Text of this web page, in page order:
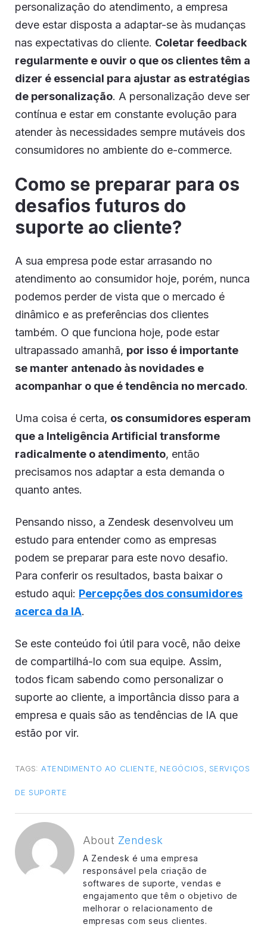
personalização do atendimento, a empresa
deve estar disposta a adaptar-se às mudanças
nas expectativas do cliente. Coletar feedback
regularmente e ouvir o que os clientes têm a
dizer é essencial para ajustar as estratégias
de personalização. A personalização deve ser
contínua e estar em constante evolução para
atender às necessidades sempre mutáveis dos
consumidores no ambiente do e-commerce.
Como se preparar para os
desafios futuros do
suporte ao cliente?
A sua empresa pode estar arrasando no
atendimento ao consumidor hoje, porém, nunca
podemos perder de vista que o mercado é
dinâmico e as preferências dos clientes
também. O que funciona hoje, pode estar
ultrapassado amanhã, por isso é importante
se manter antenado às novidades e
acompanhar o que é tendência no mercado.
Uma coisa é certa, os consumidores esperam
que a Inteligência Artificial transforme
radicalmente o atendimento, então
precisamos nos adaptar a esta demanda o
quanto antes.
Pensando nisso, a Zendesk desenvolveu um
estudo para entender como as empresas
podem se preparar para este novo desafio.
Para conferir os resultados, basta baixar o
estudo aqui: Percepções dos consumidores
acerca da IA.
Se este conteúdo foi útil para você, não deixe
de compartilhá-lo com sua equipe. Assim,
todos ficam sabendo como personalizar o
suporte ao cliente, a importância disso para a
empresa e quais são as tendências de IA que
estão por vir.
TAGS: ATENDIMENTO AO CLIENTE NEGÓCIOS SERVIÇOS
DE SUPORTE
About Zendesk
A Zendesk é uma empresa
responsável pela criação de
softwares de suporte, vendas e
engajamento que têm o objetivo de
melhorar o relacionamento de
empresas com seus clientes.